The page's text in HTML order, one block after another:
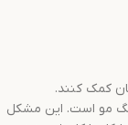
کمک کنند.
مو است. این مشکل